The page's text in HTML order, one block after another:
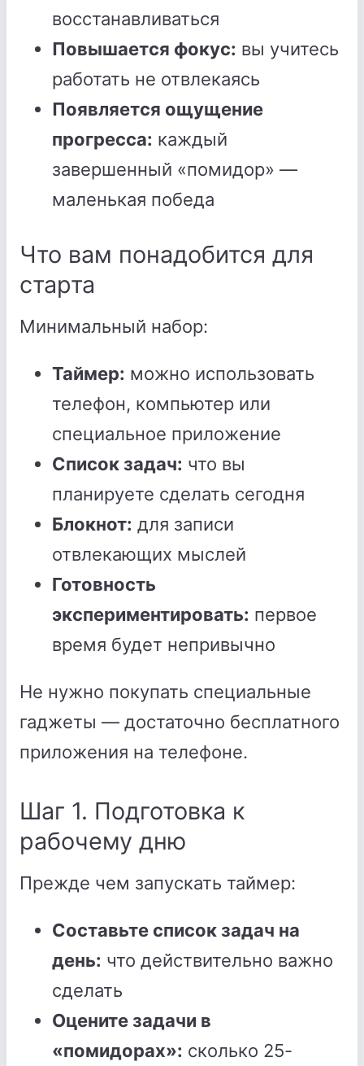
восстанавливаться
Повышается фокус: вы учитесь
работать не отвлекаясь
Появляется ощущение
прогресса: каждый
завершенный «помидор» —
маленькая победа
Что вам понадобится для
старта
Минимальный набор:
Таймер: можно использовать
телефон, компьютер или
специальное приложение
Список задач: что вы
планируете сделать сегодня
Блокнот: для записи
отвлекающих мыслей
Готовность
экспериментировать: первое
время будет непривычно
Не нужно покупать специальные
гаджеты — достаточно бесплатного
приложения на телефоне.
Шаг 1. Подготовка к
рабочему дню
Прежде чем запускать таймер:
Составьте список задач на
день: что действительно важно
сделать
Оцените задачи в
«помидорах»: сколько 25-